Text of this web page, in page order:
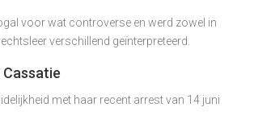
voor wat controverse en werd zowel in
verschillend geïnterpreteerd.
met haar recent arrest van 14 juni